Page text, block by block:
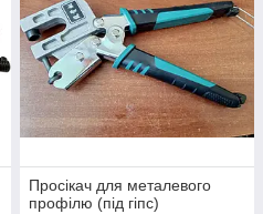
Просікач для металевого
профілю (під гіпс)